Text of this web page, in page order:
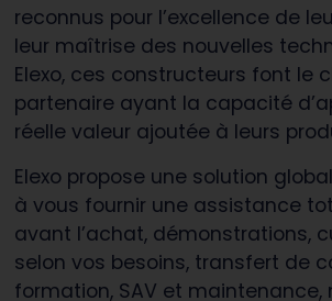
reconnus pour l’excellence de
leur maîtrise des nouvelles
Elexo, ces constructeurs font le
partenaire ayant la capacité
réelle valeur ajoutée à leurs
Elexo propose une solution
à vous fournir une assistance
avant l’achat, démonstrations,
selon vos besoins, transfert de
formation, SAV et maintenance,